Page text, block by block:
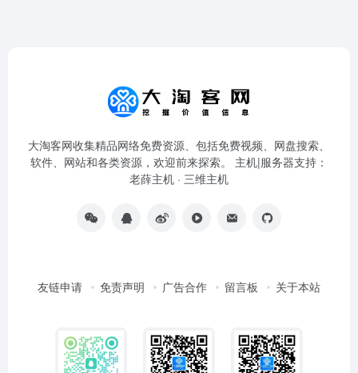
大淘客网收集精品网络免费资源、包括免费视频、网盘搜索、
软件、网站和各类资源，欢迎前来探索。 主机|服务器支持：
老薛主机 · 三维主机
友链申请 免责声明 广告合作 留言板 关于本站